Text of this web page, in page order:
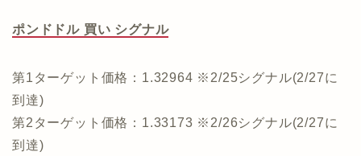
ポンドドル 買い シグナル
第1ターゲット価格：1.32964 ※2/25シグナル(2/27に
到達)
第2ターゲット価格：1.33173 ※2/26シグナル(2/27に
到達)